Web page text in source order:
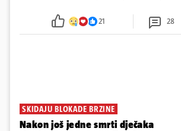
tamošnji liječnici ne vjeruju u oporavak: 'Imamo
21 28
SKIDAJU BLOKADE BRZINE
Nakon još jedne smrti dječaka